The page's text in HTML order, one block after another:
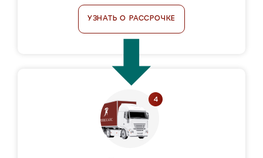
УЗНАТЬ О РАССРОЧКЕ